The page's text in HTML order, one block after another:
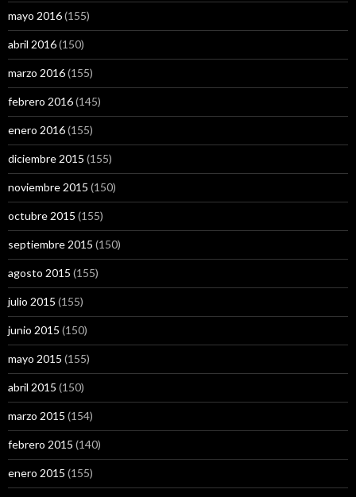
mayo 2016(155)
abril 2016(150)
marzo 2016(155)
febrero 2016(145)
enero 2016(155)
diciembre 2015 (155)
noviembre 2015 (150)
octubre 2015 (155)
septiembre 2015 (150)
agosto 2015 (155)
julio 2015 (155)
junio 2015 (150)
mayo 2015 (155)
abril 2015 (150)
marzo 2015 (154)
febrero 2015 (140)
enero 2015 (155)